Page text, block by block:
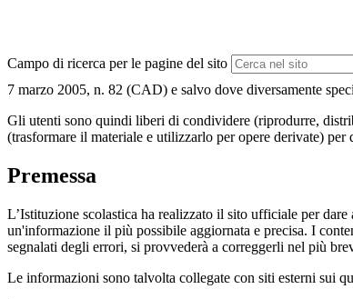
Campo di ricerca per le pagine del sito
7 marzo 2005, n. 82 (CAD) e salvo dove diversamente
Gli utenti sono quindi liberi di condividere (riprodurre,
(trasformare il materiale e utilizzarlo per opere derivate)
Premessa
L’Istituzione scolastica ha realizzato il sito ufficiale per
un'informazione il più possibile aggiornata e precisa. I
segnalati degli errori, si provvederà a correggerli nel più
Le informazioni sono talvolta collegate con siti esterni sui